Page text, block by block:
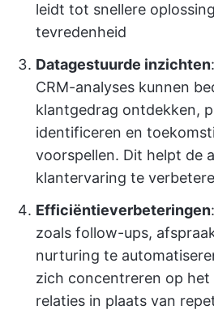
leidt tot snellere
tevredenheid
Datagestuurde inzichten
CRM-analyses kunnen
klantgedrag ontdekken,
identificeren en
voorspellen. Dit helpt de
klantervaring te
Efficiëntieverbeteringen
zoals follow-ups,
nurturing te
zich concentreren op het
relaties in plaats van